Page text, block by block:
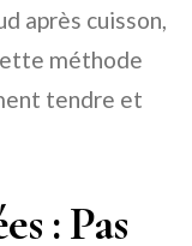
après cuisson,
méthode
tendre et
: Pas